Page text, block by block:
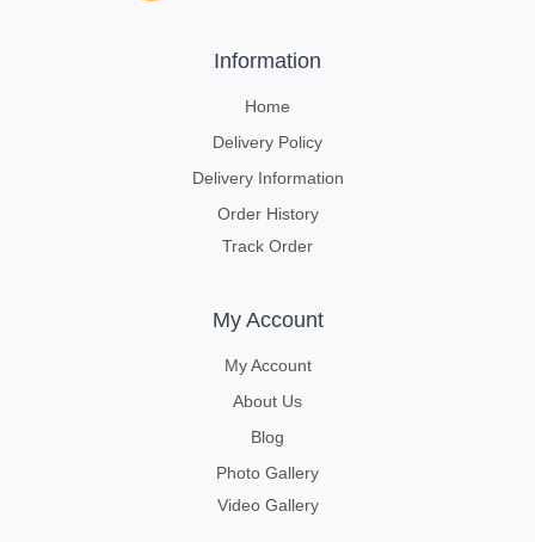
Information
Home
Delivery Policy
Delivery Information
Order History
Track Order
My Account
My Account
About Us
Blog
Photo Gallery
Video Gallery